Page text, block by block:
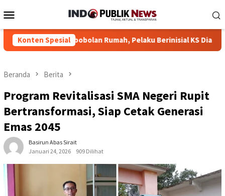
ke
Mobile
Konten SpesialRumah, Pelaku Berinisial KS Diamankan
Beranda Berita
Program Revitalisasi SMA Negeri Rupit
Bertransformasi, Siap Cetak Generasi
Emas 2045
Basirun Abas Sirait
Januari 24, 2026
909 Dilihat